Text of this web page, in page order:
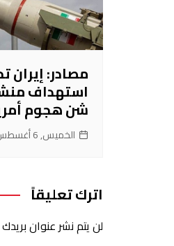
مصادر: إيران
استهداف
شن هجوم
الخميس, 6 أغسطس 2026, 2:54
اترك تعليقاً
لن يتم نشر عنوان بريدك